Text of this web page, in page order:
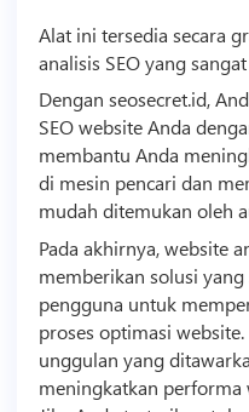
Alat ini tersedia secara
analisis SEO yang
Dengan seosecret.id,
SEO website Anda
membantu Anda
di mesin pencari dan
mudah ditemukan oleh
Pada akhirnya, website
memberikan solusi
pengguna untuk
proses optimasi
unggulan yang
meningkatkan performa